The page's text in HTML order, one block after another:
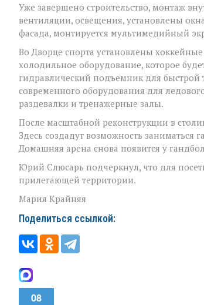
Уже завершено строительство, монтаж
вентиляции, освещения, установлены
фасада, монтируется мультимедийный
Во Дворце спорта установлены
холодильное оборудование, которое
гидравлический подъемник для
современного оборудования для
раздевалки и тренажерные залы.
После масштабной реконструкции в
Здесь создадут возможность
Домашняя арена снова появится у
Юрий Слюсарь подчеркнул, что для
прилегающей территории.
Мария Крайняя
Поделиться ссылкой:
08